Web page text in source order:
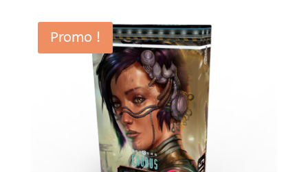
Promo !